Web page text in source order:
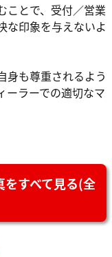
ことで、受付／営業
な印象を与えないよ
身も尊重されるよう
ーラーでの適切なマ
をすべて見る(全